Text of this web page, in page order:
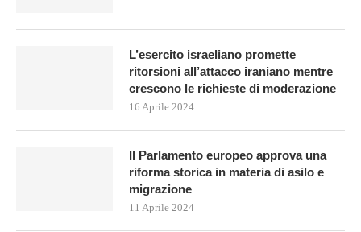
L’esercito israeliano promette
ritorsioni all’attacco iraniano mentre
crescono le richieste di moderazione
16 Aprile 2024
Il Parlamento europeo approva una
riforma storica in materia di asilo e
migrazione
11 Aprile 2024